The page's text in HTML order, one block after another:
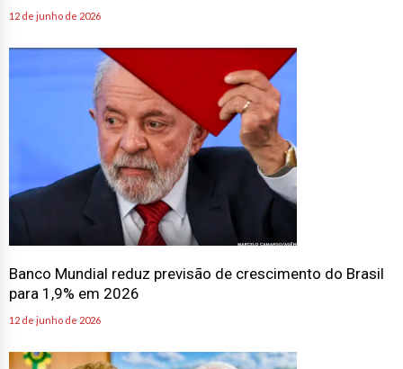
12 de junho de 2026
Banco Mundial reduz previsão de crescimento do Brasil
para 1,9% em 2026
12 de junho de 2026